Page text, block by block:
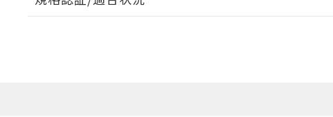
EU RoHS 注意事項・凡例